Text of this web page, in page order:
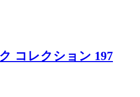
コレクション 197